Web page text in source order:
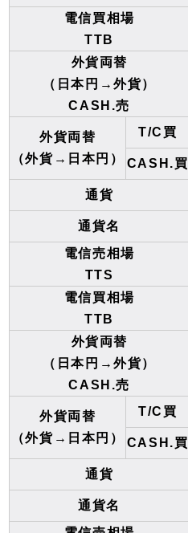
電信買相場
TTB
外貨両替
（日本円→外貨）
CASH.売
外貨両替
（外貨→日本円）
T/C買
CASH.買
通貨
通貨名
電信売相場
TTS
電信買相場
TTB
外貨両替
（日本円→外貨）
CASH.売
外貨両替
（外貨→日本円）
T/C買
CASH.買
通貨
通貨名